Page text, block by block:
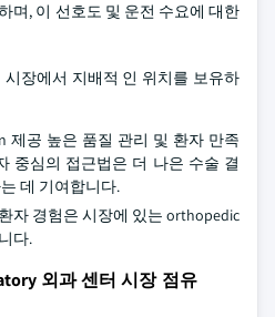
며, 이 선호도 및 운전 수요에 대한
장에서 지배적 인 위치를 보유하
제공 높은 품질 관리 및 환자 만족
중심의 접근법은 더 나은 수술 결
데 기여합니다.
자 경험은 시장에 있는 orthopedic
다.
외과 센터 시장 점유